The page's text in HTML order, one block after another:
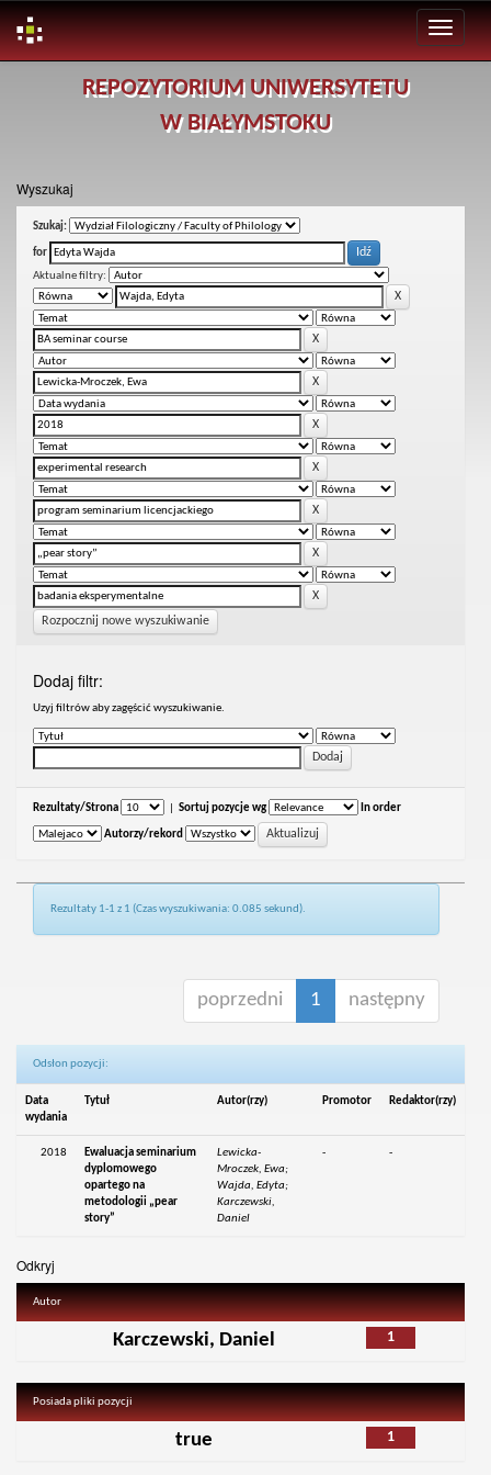
REPOZYTORIUM UNIWERSYTETU
W BIAŁYMSTOKU
Wyszukaj
Szukaj:
for
Aktualne filtry:
Rozpocznij nowe wyszukiwanie
Dodaj filtr:
Uzyj filtrów aby zagęścić wyszukiwanie.
Rezultaty/Strona Sortuj pozycje wg In order
Autorzy/rekord
Rezultaty 1-1 z 1 (Czas wyszukiwania: 0.085 sekund).
poprzedni 1 następny
Odsłon pozycji:
Data
wydania
Tytuł Autor(rzy) Promotor Redaktor(rzy)
2018
Ewaluacja seminarium
dyplomowego
opartego na
metodologii „pear
story”
Lewicka-
Mroczek, Ewa;
Wajda, Edyta;
Karczewski,
Daniel
- -
Odkryj
Autor
1
Karczewski, Daniel
Posiada pliki pozycji
1
true